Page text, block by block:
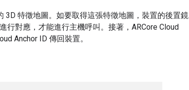
3D 特徵地圖。如要取得這張特徵地圖，裝置的後置鏡
對應，才能進行主機呼叫。接著，ARCore Cloud
Anchor ID 傳回裝置。